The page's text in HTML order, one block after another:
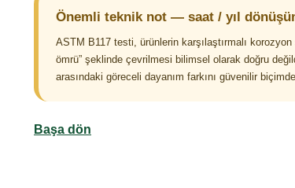
Önemli teknik not — saat / yıl
ASTM B117 testi, ürünlerin karşılaştırmalı
ömrü” şeklinde çevrilmesi bilimsel olarak doğru
arasındaki göreceli dayanım farkını güvenilir
Başa dön